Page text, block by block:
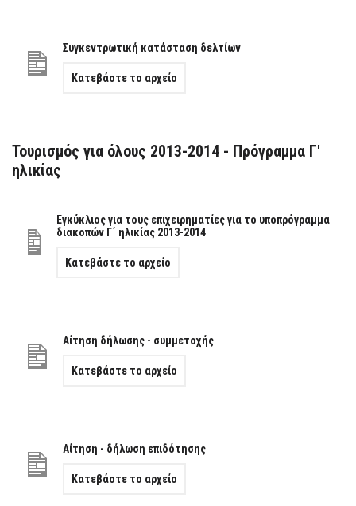
Συγκεντρωτική κατάσταση δελτίων
Κατεβάστε το αρχείο
Τουρισμός για όλους 2013-2014 - Πρόγραμμα Γ'
ηλικίας
Εγκύκλιος για τους επιχειρηματίες για το υποπρόγραμμα
διακοπών Γ΄ ηλικίας 2013-2014
Κατεβάστε το αρχείο
Αίτηση δήλωσης - συμμετοχής
Κατεβάστε το αρχείο
Αίτηση - δήλωση επιδότησης
Κατεβάστε το αρχείο